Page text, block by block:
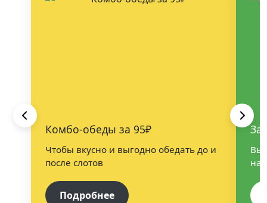
Комбо-обеды за 95₽
Чтобы вкусно и выгодно обедать до и
после слотов
Подробнее